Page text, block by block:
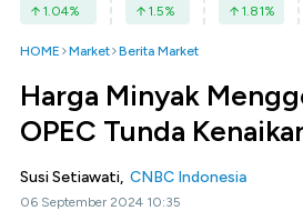
1.04% 1.5% 1.81%
HOME Market Berita Market
Harga Minyak
OPEC Tunda
Susi Setiawati, CNBC Indonesia
06 September 2024 10:35